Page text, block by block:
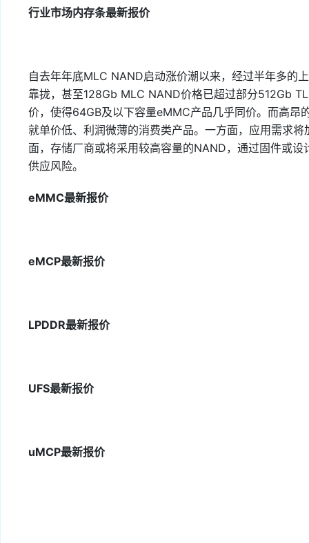
行业市场内存条最新报价
自去年年底MLC NAND启动涨价潮以来，经过半年多
靠拢，甚至128Gb MLC NAND价格已超过部分512Gb
价，使得64GB及以下容量eMMC产品几乎同价。而高昂
就单价低、利润微薄的消费类产品。一方面，应用需求
面，存储厂商或将采用较高容量的NAND，通过固件或
供应风险。
eMMC最新报价
eMCP最新报价
LPDDR最新报价
UFS最新报价
uMCP最新报价